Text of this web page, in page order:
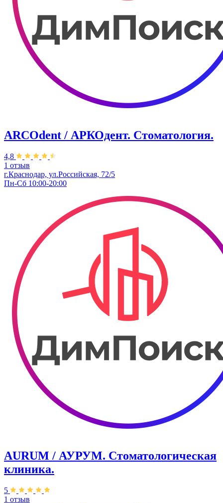
ARCOdent / АРКОдент. Стоматология.
4,8
1 отзыв
г.Краснодар, ул.Российская, 72/5
Пн-Сб 10:00-20:00
AURUM / АУРУМ. Стоматологическая
клиника.
5
1 отзыв